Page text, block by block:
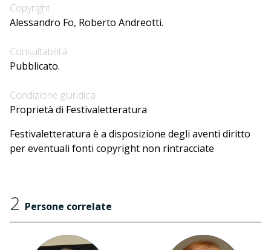
Copyright
Alessandro Fo, Roberto Andreotti.
Consultabilità
Pubblicato.
Condizione giuridica
Proprietà di Festivaletteratura
Festivaletteratura è a disposizione degli aventi diritto
per eventuali fonti copyright non rintracciate
2 Persone correlate